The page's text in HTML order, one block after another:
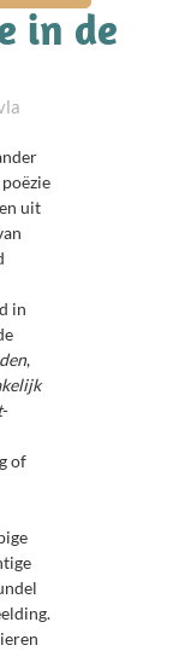
in de
uit
in
,
-
of